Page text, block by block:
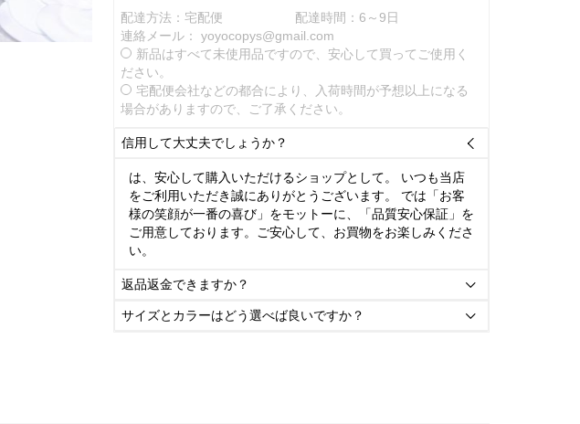
配達方法：宅配便
配達時間：6～9日
連絡メール： yoyocopys@gmail.com
新品はすべて未使用品ですので、安心して買ってご使用く
ださい。
宅配便会社などの都合により、入荷時間が予想以上になる
場合がありますので、ご了承ください。
信用して大丈夫でしょうか？ 
は、安心して購入いただけるショップとして。 いつも当店
をご利用いただき誠にありがとうございます。 では「お客
様の笑顔が一番の喜び」をモットーに、「品質安心保証」を
ご用意しております。ご安心して、お買物をお楽しみくださ
い。
返品返金できますか？ 
サイズとカラーはどう選べば良いですか？ 